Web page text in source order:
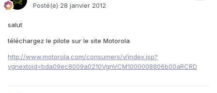
Posté(e) 28 janvier 2012
salut
téléchargez le pilote sur le site Motorola
http://www.motorola.com/consumers/v/index.jsp?
vgnextoid=bda09ec8009a0210VgnVCM1000008806b00aRCRD